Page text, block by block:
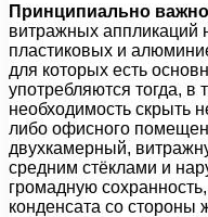
Принципиально
витражных аппликаций
пластиковых и
для которых есть
употребляются тогда, в
необходимость скрыть
либо офисного
двухкамерный,
средним стёклами и
громадную
конденсата со стороны